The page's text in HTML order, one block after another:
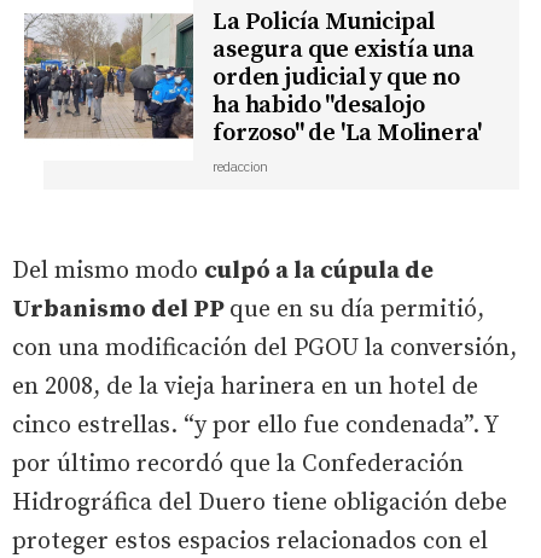
La Policía Municipal
asegura que existía una
orden judicial y que no
ha habido "desalojo
forzoso" de 'La Molinera'
redaccion
Del mismo modo culpó a la cúpula de
Urbanismo del PP que en su día permitió,
con una modificación del PGOU la conversión,
en 2008, de la vieja harinera en un hotel de
cinco estrellas. “y por ello fue condenada”. Y
por último recordó que la Confederación
Hidrográfica del Duero tiene obligación debe
proteger estos espacios relacionados con el